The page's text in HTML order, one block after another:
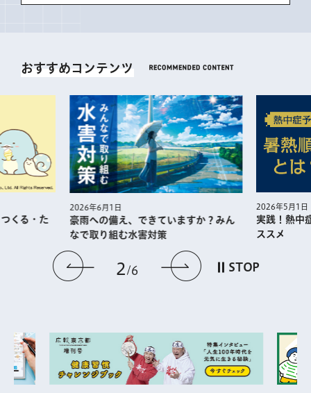
おすすめコンテンツ
前のスライドを表示
2 6 次のスライドを
STOP
くる・た
2026年6月1日
豪雨への備え、できていますか？みん
なで取り組む水害対策
2026年5月1日
実践！熱中
ススメ